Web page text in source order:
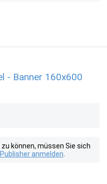
- Banner 160x600
können, müssen Sie sich
anmelden